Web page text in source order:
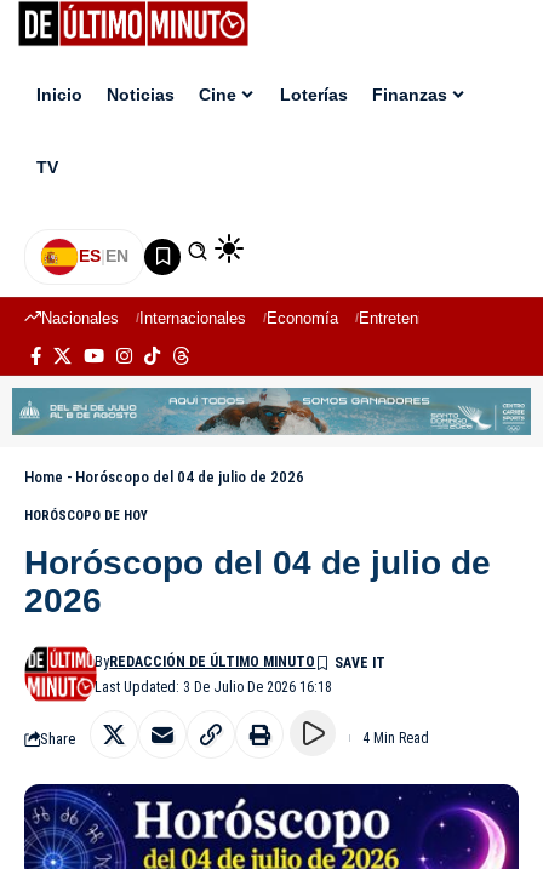
Inicio Noticias Cine Loterías Finanzas
TV
ES|EN
Nacionales Internacionales Economía Entretenimiento
Home - Horóscopo del 04 de julio de 2026
HORÓSCOPO DE HOY
Horóscopo del 04 de julio de
2026
Last Updated: 3 De Julio De 2026 16:18
ByREDACCIÓN DE ÚLTIMO MINUTO
Share 4 Min Read